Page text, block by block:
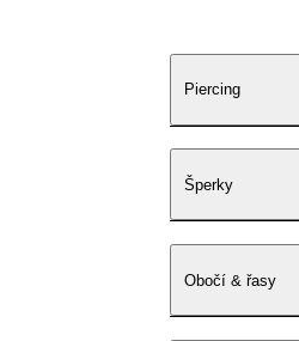
Piercing
Šperky
Obočí & řasy